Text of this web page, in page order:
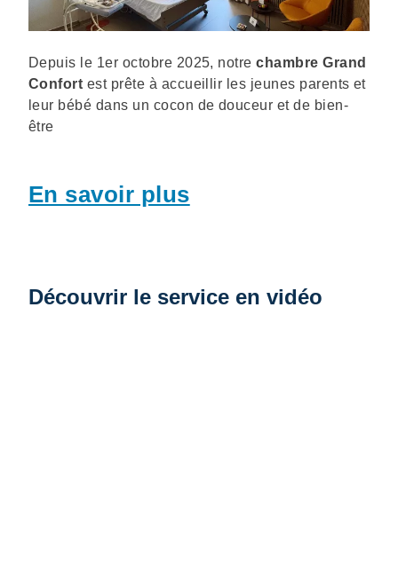
Description
Depuis le 1er octobre 2025, notrechambre Grand
Confort est prête à accueillir les jeunes parents et
leur bébé dans un cocon de douceur et de bien-
être
En savoir plus
Découvrir le service en vidéo